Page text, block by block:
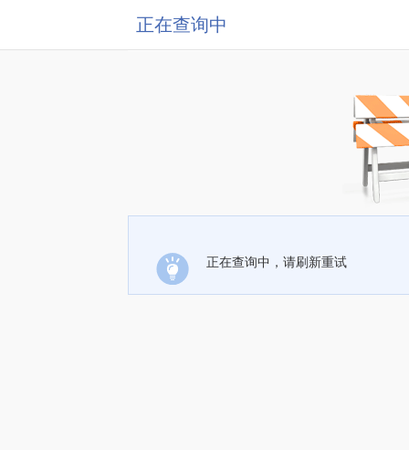
正在查询中
正在查询中，请刷新重试